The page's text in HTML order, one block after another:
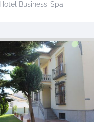
Hotel Business-Spa